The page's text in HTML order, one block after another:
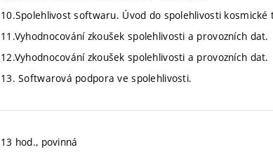
10.Spolehlivost softwaru. Úvod do spolehlivosti kosmické
11.Vyhodnocování zkoušek spolehlivosti a provozních dat.
12.Vyhodnocování zkoušek spolehlivosti a provozních dat.
13. Softwarová podpora ve spolehlivosti.
13 hod., povinná